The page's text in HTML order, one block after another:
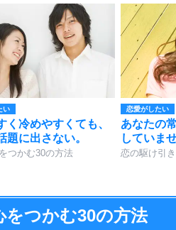
い
く冷めやすくても、
題に出さない。
つかむ30の方法
恋愛がしたい
あなたの
していま
恋の駆け引
をつかむ30の方法